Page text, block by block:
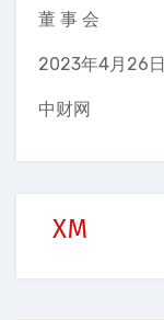
董 事 会
2023年4月26日
中财网
XM